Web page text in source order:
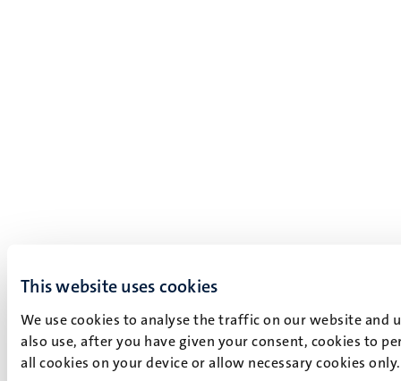
This website uses cookies
We use cookies to analyse the traffic on our website and
also use, after you have given your consent, cookies to
all cookies on your device or allow necessary cookies